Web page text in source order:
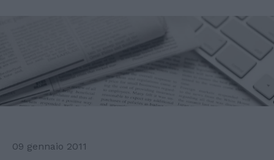
09 gennaio 2011